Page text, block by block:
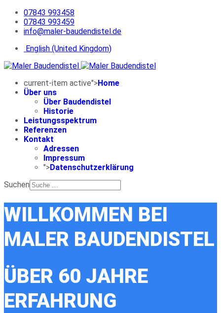
07843 993458
07843 993459
info@maler-baudendistel.de
English (United Kingdom)
current-item active">Home
Über uns
Über Baudendistel
Historie
Leistungsspektrum
Referenzen
Kontakt
Adressen
Impressum
">Datenschutzerklärung
Suchen
WILLKOMMEN BEI
MALER BAUDENDISTEL
ÜBER 60 JAHRE
ERFAHRUNG